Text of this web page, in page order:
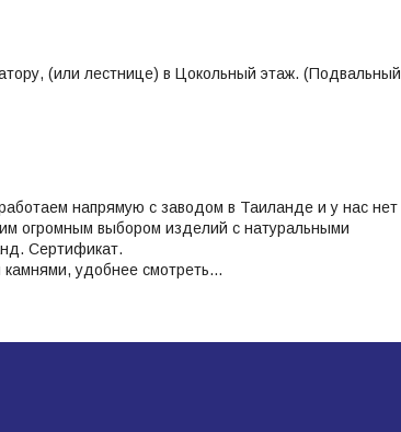
(или лестнице) в Цокольный этаж. (Подвальный
напрямую с заводом в Таиланде и у нас нет
огромным выбором изделий с натуральными
Сертификат.
камнями, удобнее смотреть…